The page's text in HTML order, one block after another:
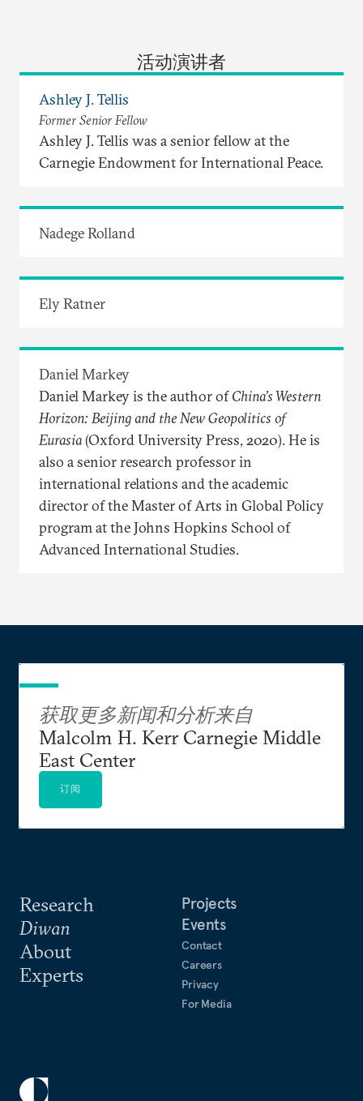
活动演讲者
Ashley J. Tellis
Former Senior Fellow
Ashley J. Tellis was a senior fellow at the
Carnegie Endowment for International Peace.
Nadege Rolland
Ely Ratner
Daniel Markey
Daniel Markey is the author ofChina’s Western
Horizon: Beijing and the New Geopolitics of
Eurasia(Oxford University Press, 2020). He is
also a senior research professor in
international relations and the academic
director of the Master of Arts in Global Policy
program at the Johns Hopkins School of
Advanced International Studies.
Research
Diwan
About
Experts
Projects
Events
Contact
Careers
Privacy
For Media
获取更多新闻和分析来自
Malcolm H. Kerr Carnegie Middle
East Center
订阅